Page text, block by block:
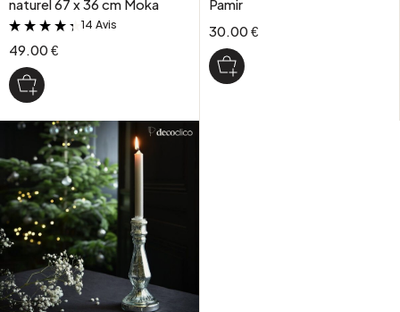
naturel 67 x 36 cm Moka
&
14 Avis
49.00 €
Pamir
30.00 €